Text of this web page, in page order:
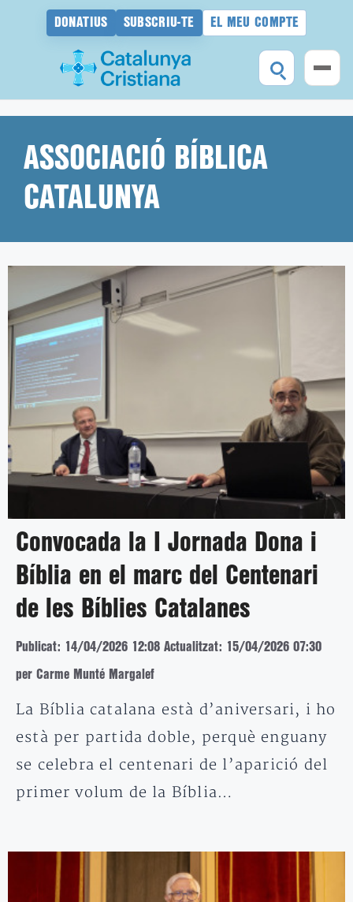
DONATIUS SUBSCRIU-TE EL MEU COMPTE
contingutASSOCIACIÓ BÍBLICA
CATALUNYA
Convocada la I Jornada Dona i
Bíblia en el marc del Centenari
de les Bíblies Catalanes
Publicat: 14/04/2026 12:08 Actualitzat: 15/04/2026 07:30
per Carme Munté Margalef
La Bíblia catalana està d’aniversari, i ho
està per partida doble, perquè enguany
se celebra el centenari de l’aparició del
primer volum de la Bíblia…